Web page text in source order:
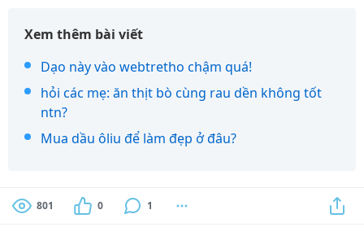
Xem thêm bài viết
Dạo này vào webtretho chậm quá!
hỏi các mẹ: ăn thịt bò cùng rau dền không tốt
ntn?
Mua dầu ôliu để làm đẹp ở đâu?
801 0 1